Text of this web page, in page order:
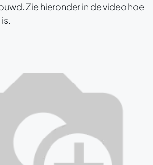
Zie hieronder in de video hoe